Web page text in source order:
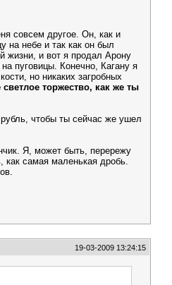
совсем другое. Он, как и
на небе и так как он был
жизни, и вот я продал Арону
пуговицы. Конечно, Кагану я
но никаких загробных
торжество, как же ты
чтобы ты сейчас же ушел
Я, может быть, перережу
самая маленькая дробь.
19-03-2009 13:24:15